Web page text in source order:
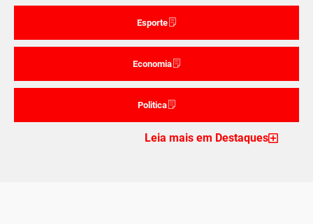
Esporte
Economia
Politica
Leia mais em Destaques